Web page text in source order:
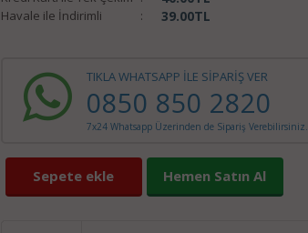
Havale ile İndirimli : 39.00TL
TIKLA WHATSAPP İLE SİPARİŞ VER
0850 850 2820
7x24 Whatsapp Üzerinden de Sipariş Verebilirsiniz.
Sepete ekle Hemen Satın Al